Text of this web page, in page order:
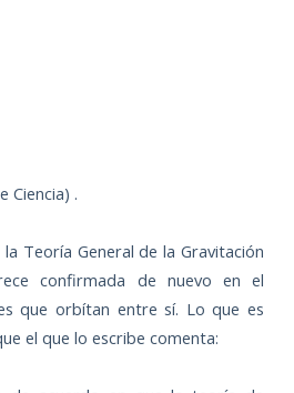
Ciencia) .
Teoría General de la Gravitación
confirmada de nuevo en el
que orbítan entre sí. Lo que es
el que lo escribe comenta: